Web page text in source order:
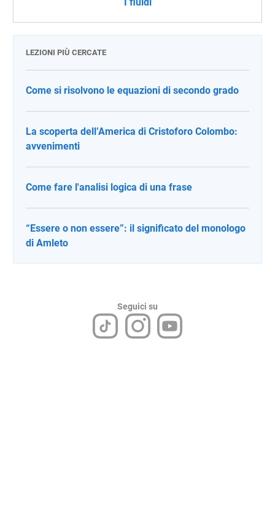
LEZIONI PIÙ CERCATE
Come si risolvono le equazioni di secondo grado
La scoperta dell’America di Cristoforo Colombo:
avvenimenti
Come fare l'analisi logica di una frase
“Essere o non essere”: il significato del monologo
di Amleto
Seguici su